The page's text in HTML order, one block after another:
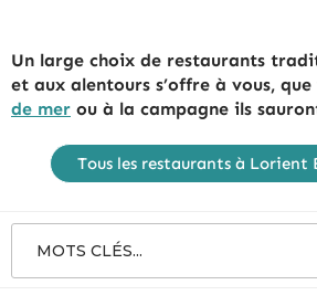
Un large choix de restaurants
et aux alentours s’offre à vous, que
de mer ou à la campagne ils
Tous les restaurants à Lorient
MOTS CLÉS...